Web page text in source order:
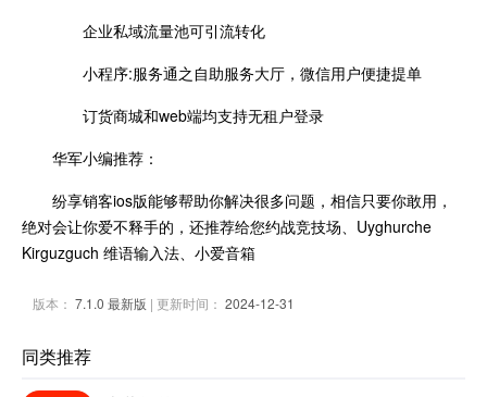
企业私域流量池可引流转化
小程序:服务通之自助服务大厅，微信用户便捷提单
订货商城和web端均支持无租户登录
华军小编推荐：
纷享销客ios版能够帮助你解决很多问题，相信只要你敢用，
绝对会让你爱不释手的，还推荐给您约战竞技场、Uyghurche
Kirguzguch 维语输入法、小爱音箱
版本： 7.1.0 最新版 | 更新时间： 2024-12-31
同类推荐